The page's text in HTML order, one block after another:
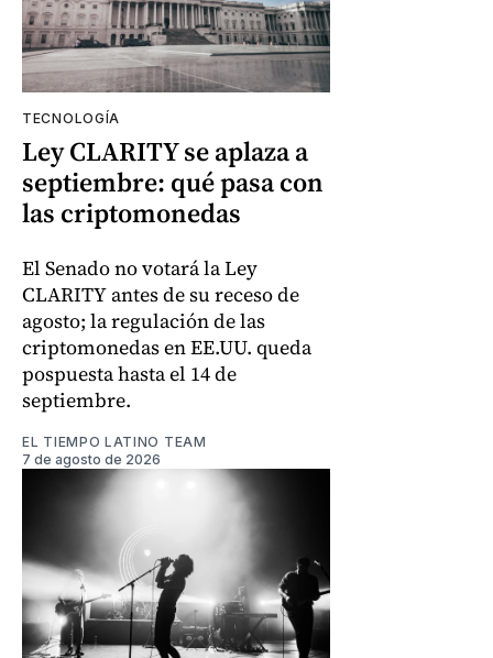
TECNOLOGÍA
Ley CLARITY se aplaza a
septiembre: qué pasa con
las criptomonedas
El Senado no votará la Ley
CLARITY antes de su receso de
agosto; la regulación de las
criptomonedas en EE.UU. queda
pospuesta hasta el 14 de
septiembre.
EL TIEMPO LATINO TEAM
7 de agosto de 2026